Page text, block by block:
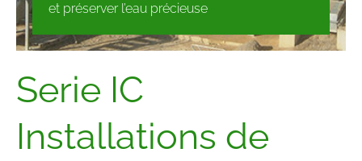
et préserver l’eau précieuse
Serie IC
Installations de